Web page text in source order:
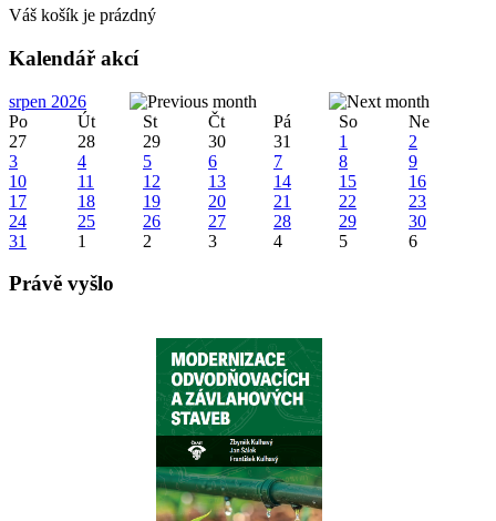
Váš košík je prázdný
Kalendář akcí
srpen 2026
Po
Út St Čt Pá So
Ne
27
28 29 30 31 1
2
3
4 5 6 7 8
9
10
11 12 13 14 15
16
17
18 19 20 21 22
23
24
25 26 27 28 29
30
31
1 2 3 4 5 6
Právě vyšlo